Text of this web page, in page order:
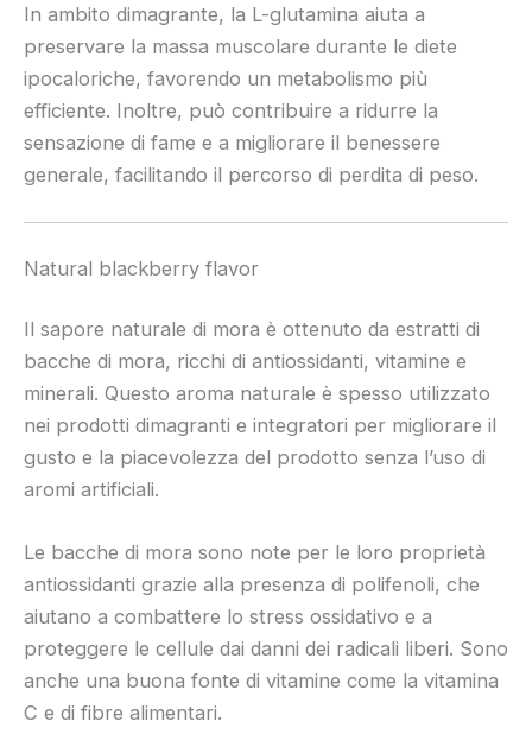
In ambito dimagrante, la L-glutamina aiuta a
preservare la massa muscolare durante le diete
ipocaloriche, favorendo un metabolismo più
efficiente. Inoltre, può contribuire a ridurre la
sensazione di fame e a migliorare il benessere
generale, facilitando il percorso di perdita di peso.
Natural blackberry flavor
Il sapore naturale di mora è ottenuto da estratti di
bacche di mora, ricchi di antiossidanti, vitamine e
minerali. Questo aroma naturale è spesso utilizzato
nei prodotti dimagranti e integratori per migliorare il
gusto e la piacevolezza del prodotto senza l’uso di
aromi artificiali.
Le bacche di mora sono note per le loro proprietà
antiossidanti grazie alla presenza di polifenoli, che
aiutano a combattere lo stress ossidativo e a
proteggere le cellule dai danni dei radicali liberi. Sono
anche una buona fonte di vitamine come la vitamina
C e di fibre alimentari.